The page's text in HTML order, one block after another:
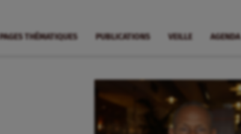
PAGES THÉMATIQUES PUBLICATIONS VEILLE AGENDA